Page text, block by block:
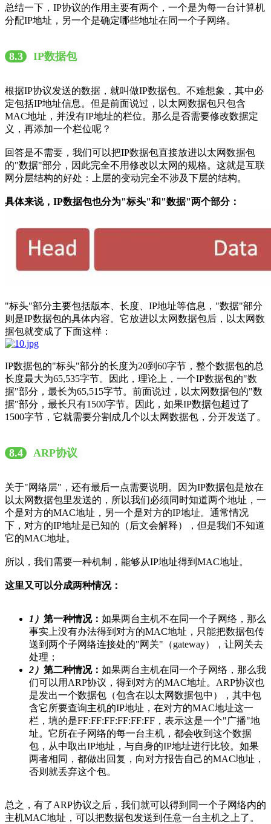
总结一下，IP协议的作用主要有两个，一个是为每一台计算机
分配IP地址，另一个是确定哪些地址在同一个子网络。
8.3 IP数据包
根据IP协议发送的数据，就叫做IP数据包。不难想象，其中必
定包括IP地址信息。但是前面说过，以太网数据包只包含
MAC地址，并没有IP地址的栏位。那么是否需要修改数据定
义，再添加一个栏位呢？
回答是不需要，我们可以把IP数据包直接放进以太网数据包
的"数据"部分，因此完全不用修改以太网的规格。这就是互联
网分层结构的好处：上层的变动完全不涉及下层的结构。
具体来说，IP数据包也分为"标头"和"数据"两个部分：
"标头"部分主要包括版本、长度、IP地址等信息，"数据"部分
则是IP数据包的具体内容。它放进以太网数据包后，以太网数
据包就变成了下面这样：
IP数据包的"标头"部分的长度为20到60字节，整个数据包的总
长度最大为65,535字节。因此，理论上，一个IP数据包的"数
据"部分，最长为65,515字节。前面说过，以太网数据包的"数
据"部分，最长只有1500字节。因此，如果IP数据包超过了
1500字节，它就需要分割成几个以太网数据包，分开发送了。
8.4 ARP协议
关于"网络层"，还有最后一点需要说明。因为IP数据包是放在
以太网数据包里发送的，所以我们必须同时知道两个地址，一
个是对方的MAC地址，另一个是对方的IP地址。通常情况
下，对方的IP地址是已知的（后文会解释），但是我们不知道
它的MAC地址。
所以，我们需要一种机制，能够从IP地址得到MAC地址。
这里又可以分成两种情况：
1） 第一种情况： 如果两台主机不在同一个子网络，那么
事实上没有办法得到对方的MAC地址，只能把数据包传
送到两个子网络连接处的"网关"（gateway），让网关去
处理；
2） 第二种情况： 如果两台主机在同一个子网络，那么我
们可以用ARP协议，得到对方的MAC地址。ARP协议也
是发出一个数据包（包含在以太网数据包中），其中包
含它所要查询主机的IP地址，在对方的MAC地址这一
栏，填的是FF:FF:FF:FF:FF:FF，表示这是一个"广播"地
址。它所在子网络的每一台主机，都会收到这个数据
包，从中取出IP地址，与自身的IP地址进行比较。如果
两者相同，都做出回复，向对方报告自己的MAC地址，
否则就丢弃这个包。
总之，有了ARP协议之后，我们就可以得到同一个子网络内的
主机MAC地址，可以把数据包发送到任意一台主机之上了。